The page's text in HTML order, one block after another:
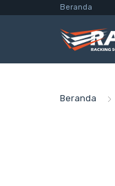
Beranda
Beranda